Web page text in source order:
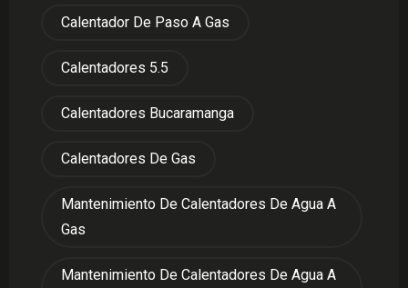
Calentador De Paso A Gas
Calentadores 5.5
Calentadores Bucaramanga
Calentadores De Gas
Mantenimiento De Calentadores De Agua A
Gas
Mantenimiento De Calentadores De Agua A